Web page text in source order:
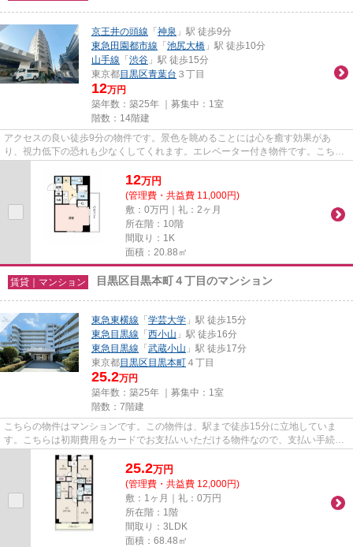
京王井の頭線 「神泉 」駅 徒歩9分
東急田園都市線 「池尻大橋 」駅 徒歩10分
山手線 「渋谷 」駅 徒歩15分
東京都目黒区青葉台 ３丁目
12万円
築年数：築25年 ｜募集中： 1室
階数：14階建
アクセスの良い徒歩9分の物件です。景色を眺めることには心を癒す効果があ
り、視力低下の恐れも少なくしてくれます。エレベーター付き物件です。こちら
はマンションタイプになります。...
12万円
(管理費・共益費 11,000円)
敷：0万円｜礼：2ヶ月
所在階：10階
間取り：1K
面積：20.88㎡
賃貸｜マンション 目黒区目黒本町４丁目のマンション
東急東横線 「学芸大学 」駅 徒歩15分
東急目黒線 「西小山 」駅 徒歩16分
東急目黒線 「武蔵小山 」駅 徒歩17分
東京都目黒区目黒本町 ４丁目
25.2万円
築年数：築25年 ｜募集中： 1室
階数：7階建
こちらの物件はマンションです。この物件は、駅まで徒歩15分に立地していま
す。こちらは初期費用をカードでお支払いいただける物件なので、支払い手続き
の手間が省けます。細かい条件...
25.2万円
(管理費・共益費 12,000円)
敷：1ヶ月｜礼：0万円
所在階：1階
間取り：3LDK
面積：68.48㎡